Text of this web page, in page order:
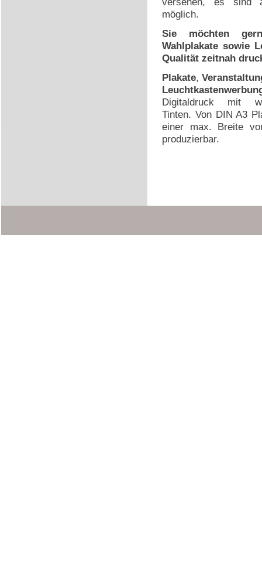
möglich.
Sie möchten
Wahlplakate sowie
Qualität zeitnah
Plakate,
Digitaldruck mit
Tinten. Von DIN A3
einer max. Breite
produzierbar.